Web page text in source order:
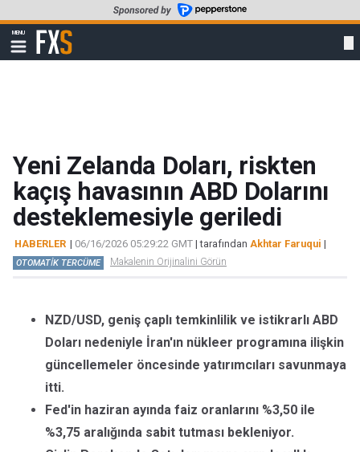
to
main
content
MENU
Show
navigation
FXStreet
Yeni Zelanda Doları, riskten
kaçış havasının ABD Dolarını
desteklemesiyle geriledi
HABERLER | 06/16/2026 05:29:22 GMT | tarafından Akhtar Faruqui |
OTOMATİK TERCÜME Makalenin Orijinalini Görün
NZD/USD, geniş çaplı temkinlilik ve istikrarlı ABD
Doları nedeniyle İran'ın nükleer programına ilişkin
güncellemeler öncesinde yatırımcıları savunmaya
itti.
Fed'in haziran ayında faiz oranlarını %3,50 ile
%3,75 aralığında sabit tutması bekleniyor.